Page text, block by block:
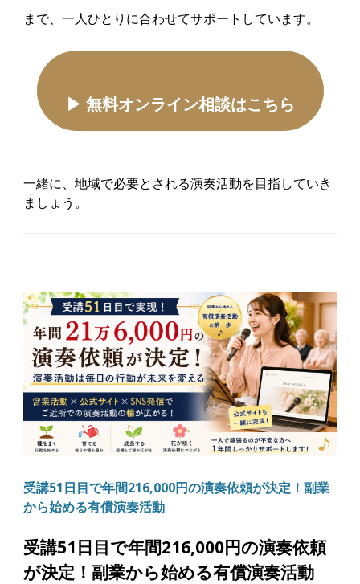
まで、一人ひとりに合わせてサポートしています。
▶ 無料オンライン相談はこちら
一緒に、地域で必要とされる演奏活動を目指していき
ましょう。
受講51日目で年間216,000円の演奏依頼が決定！副業
から始める有償演奏活動
受講51日目で年間216,000円の演奏依頼
が決定！副業から始める有償演奏活動